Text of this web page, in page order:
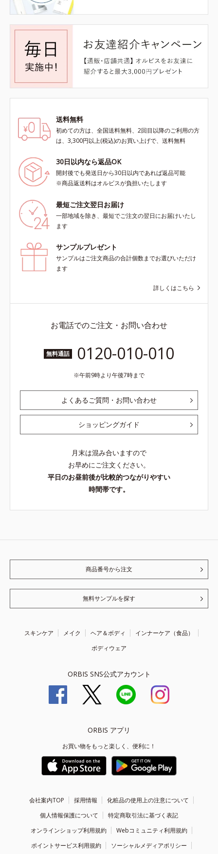
送料無料
初めての方は、全国送料無料、2回目以降のご利用の方
は、3,300円以上(税込)のお買い上げで、送料無料
30日以内なら返品OK
開封後でも発送日から30日以内であれば返品可能
※商品返送料はオルビスが負担いたします
最短ご注文翌日お届け
一部地域を除き、最短でご注文の翌日にお届けいたし
ます
サンプルプレゼント
サンプルはご注文商品の合計個数までお選びいただけ
ます
詳しくはこちら
お電話でのご注文・お問い合わせ
無料通話 0120-010-010
午前9時より午後7時まで
よくあるご質問・お問い合わせ
ショッピングガイド
月末は混み合いますので
お早めにご注文ください。
平日のお昼前後が比較的つながりやすい
時間帯です。
商品番号から注文
無料サンプルを探す
スキンケア メイク ヘア＆ボディ
インナーケア（食品）
ボディウェア
ORBIS SNS公式アカウント
ORBIS アプリ
お買い物をもっと楽しく、便利に！
会社案内TOP 採用情報
化粧品の使用上の注意について
個人情報保護について
特定商取引法に基づく表記
オンラインショップ利用規約
Webコミュニティ利用規約
ポイントサービス利用規約
ソーシャルメディアポリシー